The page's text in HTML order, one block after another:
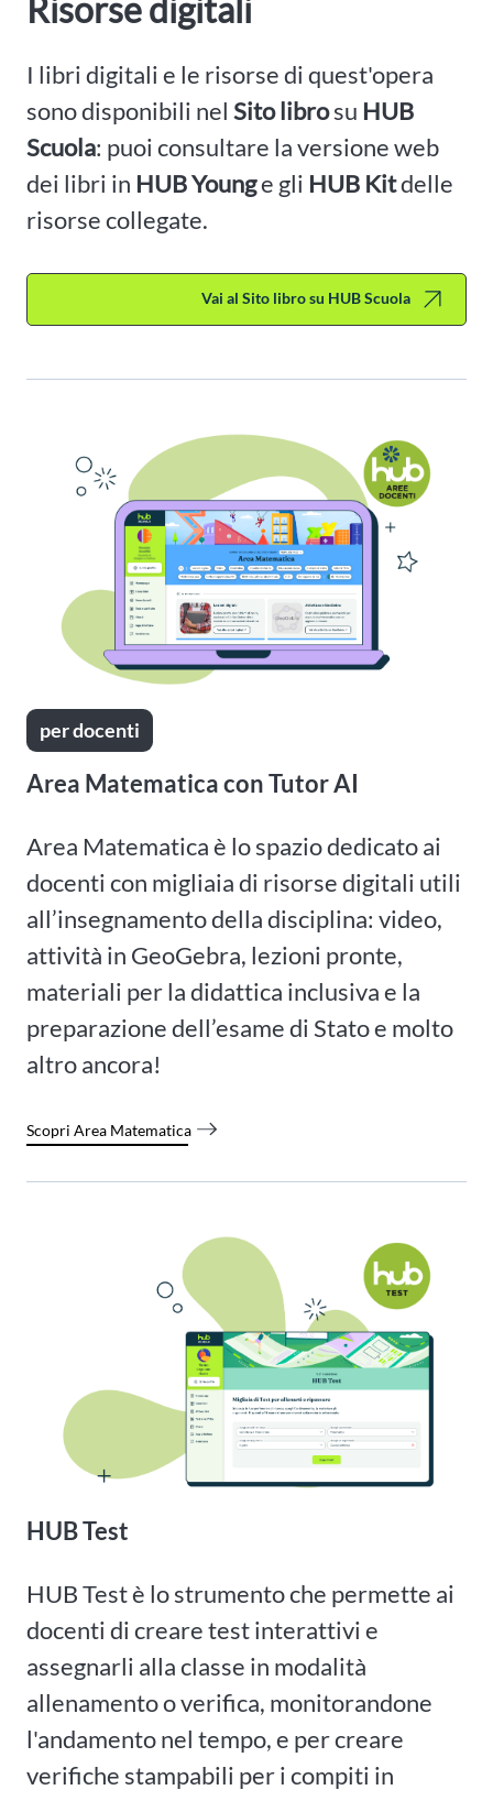
Risorse digitali
I libri digitali e le risorse di quest'opera
sono disponibili nel Sito librosu HUB
Scuola: puoi consultare la versione web
dei libri in HUB Younge gli HUB Kitdelle
risorse collegate.
Vai al Sito libro su HUB Scuola
per docenti
Area Matematica con Tutor AI
Area Matematica è lo spazio dedicato ai
docenti con migliaia di risorse digitali utili
all’insegnamento della disciplina: video,
attività in GeoGebra, lezioni pronte,
materiali per la didattica inclusiva e la
preparazione dell’esame di Stato e molto
altro ancora!
Scopri Area Matematica
HUB Test
HUB Test è lo strumento che permette ai
docenti di creare test interattivi e
assegnarli alla classe in modalità
allenamento o verifica, monitorandone
l'andamento nel tempo, e per creare
verifiche stampabili per i compiti in